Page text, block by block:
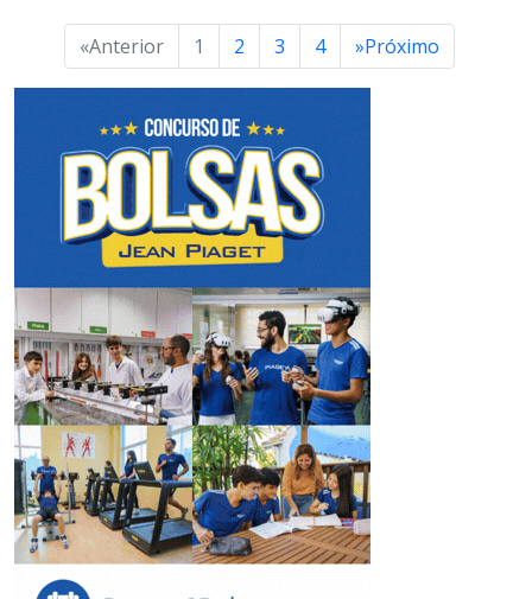
«Anterior 1 2 3 4 »Próximo